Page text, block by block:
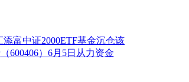
富中证2000ETF基金沉仓该
600406）6月5日从力资金